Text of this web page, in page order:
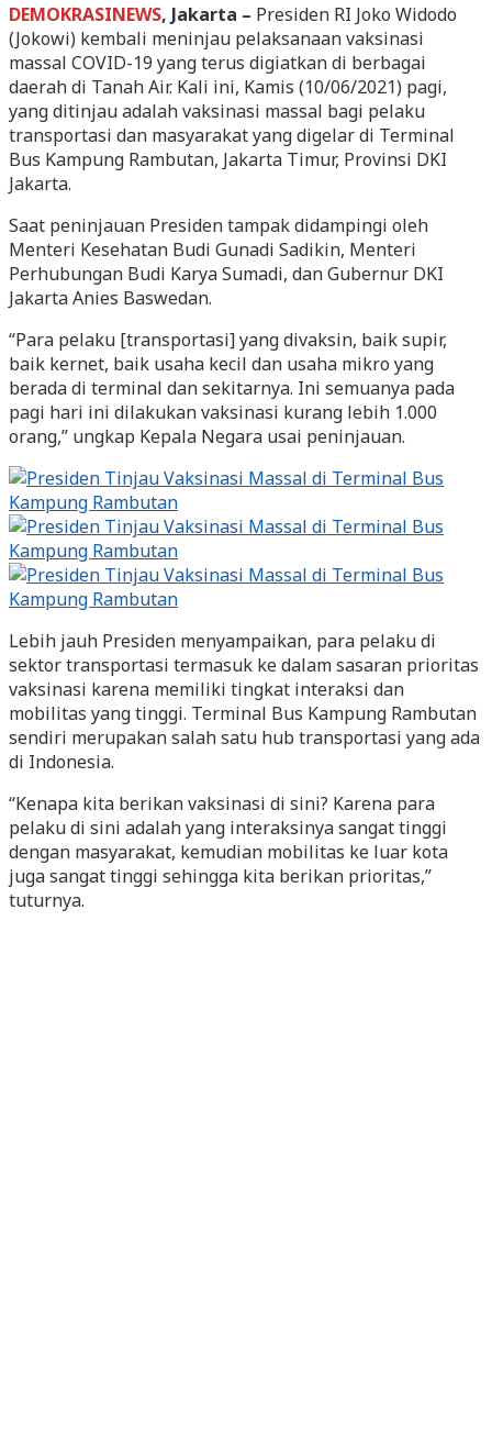
DEMOKRASINEWS, Jakarta – Presiden RI Joko Widodo
(Jokowi) kembali meninjau pelaksanaan vaksinasi
massal COVID-19 yang terus digiatkan di berbagai
daerah di Tanah Air. Kali ini, Kamis (10/06/2021) pagi,
yang ditinjau adalah vaksinasi massal bagi pelaku
transportasi dan masyarakat yang digelar di Terminal
Bus Kampung Rambutan, Jakarta Timur, Provinsi DKI
Jakarta.
Saat peninjauan Presiden tampak didampingi oleh
Menteri Kesehatan Budi Gunadi Sadikin, Menteri
Perhubungan Budi Karya Sumadi, dan Gubernur DKI
Jakarta Anies Baswedan.
“Para pelaku [transportasi] yang divaksin, baik supir,
baik kernet, baik usaha kecil dan usaha mikro yang
berada di terminal dan sekitarnya. Ini semuanya pada
pagi hari ini dilakukan vaksinasi kurang lebih 1.000
orang,” ungkap Kepala Negara usai peninjauan.
Lebih jauh Presiden menyampaikan, para pelaku di
sektor transportasi termasuk ke dalam sasaran prioritas
vaksinasi karena memiliki tingkat interaksi dan
mobilitas yang tinggi. Terminal Bus Kampung Rambutan
sendiri merupakan salah satu hub transportasi yang ada
di Indonesia.
“Kenapa kita berikan vaksinasi di sini? Karena para
pelaku di sini adalah yang interaksinya sangat tinggi
dengan masyarakat, kemudian mobilitas ke luar kota
juga sangat tinggi sehingga kita berikan prioritas,”
tuturnya.